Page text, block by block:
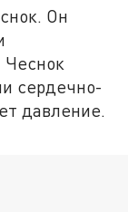
Он
Чеснок
сердечно-
давление.